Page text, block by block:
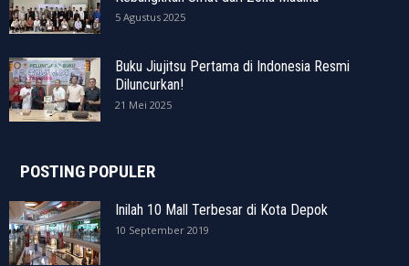
5 Agustus 2025
Buku Jiujitsu Pertama di Indonesia Resmi
Diluncurkan!
21 Mei 2025
POSTING POPULER
Inilah 10 Mall Terbesar di Kota Depok
10 September 2019